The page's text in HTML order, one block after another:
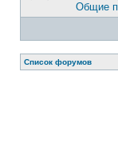
Общие
Список форумов